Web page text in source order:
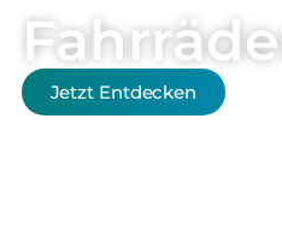
Jetzt Entdecken